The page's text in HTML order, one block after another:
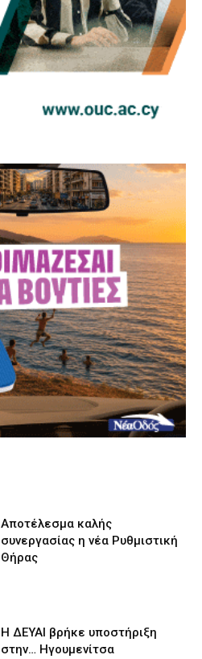
Αποτέλεσμα καλής
συνεργασίας η νέα Ρυθμιστική
Θήρας
Η ΔΕΥΑΙ βρήκε υποστήριξη
στην… Ηγουμενίτσα